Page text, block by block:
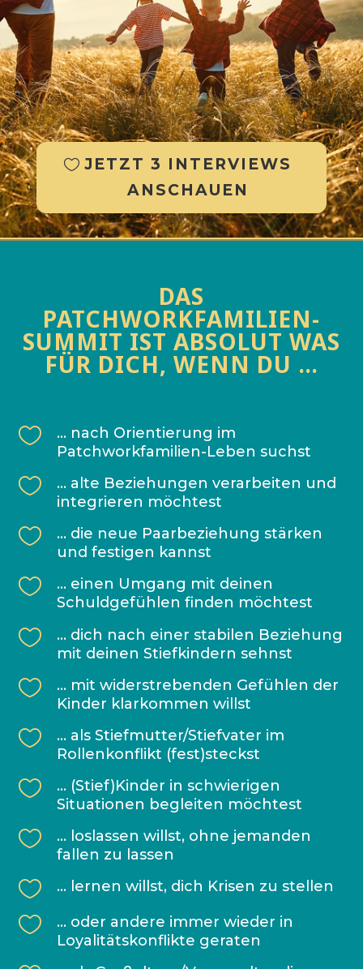
JETZT 3 INTERVIEWS
ANSCHAUEN
DAS
PATCHWORKFAMILIEN-
SUMMIT IST ABSOLUT WAS
FÜR DICH, WENN DU …

… nach Orientierung im
Patchworkfamilien-Leben suchst

… alte Beziehungen verarbeiten und
integrieren möchtest

… die neue Paarbeziehung stärken
und festigen kannst

… einen Umgang mit deinen
Schuldgefühlen finden möchtest

… dich nach einer stabilen Beziehung
mit deinen Stiefkindern sehnst

… mit widerstrebenden Gefühlen der
Kinder klarkommen willst

… als Stiefmutter/Stiefvater im
Rollenkonflikt (fest)steckst

… (Stief)Kinder in schwierigen
Situationen begleiten möchtest

… loslassen willst, ohne jemanden
fallen zu lassen
 … lernen willst, dich Krisen zu stellen

… oder andere immer wieder in
Loyalitätskonflikte geraten